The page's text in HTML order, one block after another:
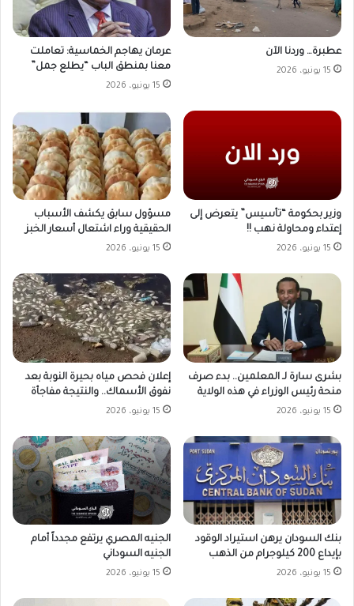
عطبرة… وردنا الآن
15 يونيو، 2026
عرمان يهاجم الخماسية: تعاملت
معنا بمنطق الباب “يطلع جمل”
15 يونيو، 2026
وزير بحكومة “تأسيس” يتعرض إلى
إعتداء ومحاولة نهب !!
15 يونيو، 2026
مسؤول سابق يكشف الأسباب
الحقيقية وراء اشتعال أسعار الخبز
15 يونيو، 2026
بشرى سارة لـ المعلمين.. بدء صرف
منحة رئيس الوزراء في هذه الولاية
15 يونيو، 2026
إعلان فحص مياه بحيرة النوبة بعد
نفوق الأسماك.. والنتيجة مفاجأة
15 يونيو، 2026
بنك السودان يرهن استيراد الوقود
بإيداع 200 كيلوجرام من الذهب
15 يونيو، 2026
الجنيه المصري يرتفع مجدداً أمام
الجنيه السوداني
15 يونيو، 2026